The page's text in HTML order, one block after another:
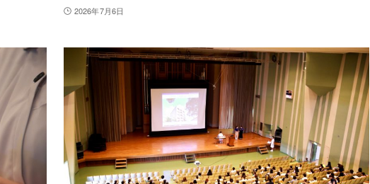
2026年7月6日